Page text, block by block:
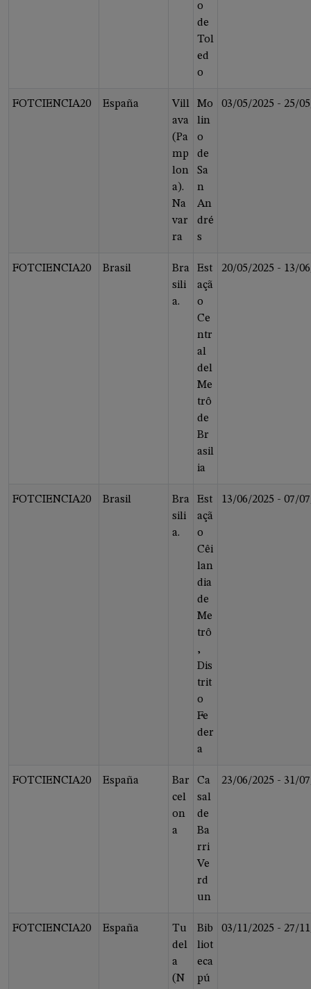
o
de
Tol
ed
o
FOTCIENCIA20 España
Vill
ava
(Pa
mp
lon
a).
Na
var
ra
Mo
lin
o
de
Sa
n
An
dré
s
03/05/2025 - 25/
FOTCIENCIA20 Brasil
Bra
sili
a.
Est
açã
o
Ce
ntr
al
del
Me
trô
de
Br
asil
ia
20/05/2025 - 13/
FOTCIENCIA20 Brasil
Bra
sili
a.
Est
açã
o
Cêi
lan
dia
de
Me
trô
,
Dis
trit
o
Fe
der
a
13/06/2025 - 07/
FOTCIENCIA20 España
Bar
cel
on
a
Ca
sal
de
Ba
rri
Ve
rd
un
23/06/2025 - 31/
FOTCIENCIA20 España
Tu
del
a
(N
Bib
liot
eca
pú
03/11/2025 - 27/